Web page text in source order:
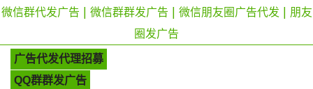
微信群代发广告 微信群群发广告 微信朋友圈广告代发
朋友
圈发广告
广告代发代理招募
QQ群群发广告